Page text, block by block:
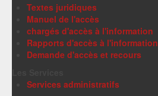
Textes juridiques
Manuel de l'accès
chargés d'accès à l'information
Rapports d'accès à l'information
Demande d'accès et recours
Services administratifs